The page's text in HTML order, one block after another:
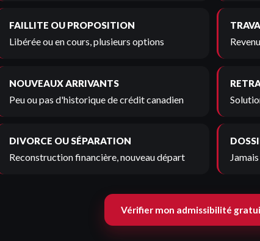
FAILLITE OU PROPOSITION
Libérée ou en cours, plusieurs options
NOUVEAUX ARRIVANTS
Peu ou pas d'historique de crédit canadien
DIVORCE OU SÉPARATION
Reconstruction financière, nouveau départ
Vérifier mon admissibilité